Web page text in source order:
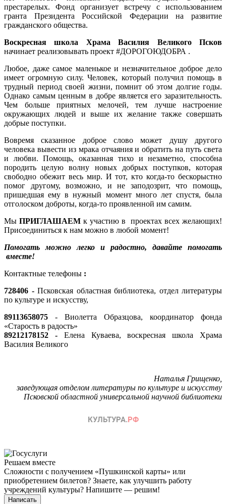
престарелых. Фонд организует встречу с использованием
гранта Президента Российской Федерации на развитие
гражданского общества.
Воскресная школа Храма Василия Великого Псков
начинает реализовывать проект #ДОРОГОЮДОБРА .
Любое, даже самое маленькое и незначительное доброе дело
имеет огромную силу. Человек, который получил помощь в
трудный период своей жизни, помнит об этом долгие годы.
Однако самым ценным в добре является его заразительность.
Чем больше приятных мелочей, тем лучше настроение
окружающих людей и выше их желание также совершать
добрые поступки.
Вовремя сказанное доброе слово может душу другого
человека вывести из мрака отчаяния и обратить на путь света
и любви. Помощь, оказанная тихо и незаметно, способна
породить целую волну новых добрых поступков, которая
свободно обежит весь мир. И тот, кто когда-то бескорыстно
помог другому, возможно, и не заподозрит, что помощь,
пришедшая ему в нужный момент много лет спустя, была
отголоском доброты, когда-то проявленной им самим.
Мы ПРИГЛАШАЕМ к участию в проектах всех желающих!
Присоединиться к нам можно в любой момент!
Помогать можно легко и радостно, давайте помогать
вместе!
Контактные телефоны :
728406 -Псковская областная библиотека, отдел литературы
по культуре и искусству,
89113658075 - Виолетта Образцова, координатор фонда
«Старость в радость»
89212178152 - Елена Куваева, воскресная школа Храма
Василия Великого
Наталья Грищенко,
заведующая отделом литературы по культуре и искусству
Псковской областной универсальной научной библиотеки
Решаем вместе
Сложности с получением «Пушкинской карты» или
приобретением билетов? Знаете, как улучшить работу
учреждений культуры? Напишите — решим!
Написать